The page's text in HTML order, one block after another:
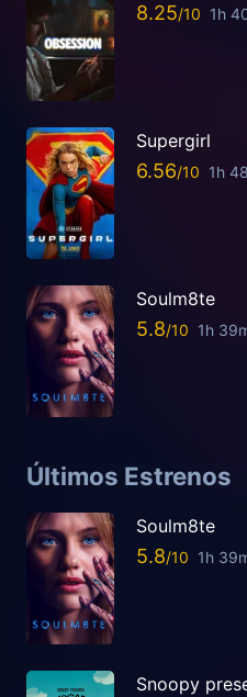
8.25 1h
Supergirl
6.56 1h
Soulm8te
5.8 1h
Últimos Estrenos
Soulm8te
5.8 1h
Snoopy